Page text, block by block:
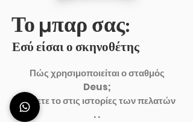
Το μπαρ σας:
Εσύ είσαι ο σκηνοθέτης
Πώς χρησιμοποιείται ο σταθμός
Deus;
Μάθετε το στις ιστορίες των πελατών
. .